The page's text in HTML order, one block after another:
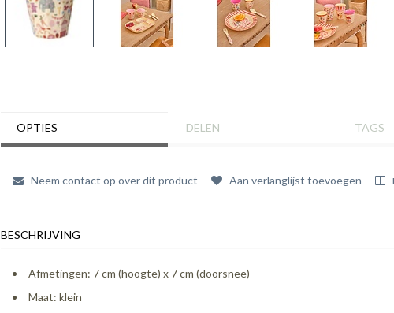
OPTIES DELEN TAGS
Neem contact op over dit product Aan verlanglijst toevoegen
BESCHRIJVING
Afmetingen: 7 cm (hoogte) x 7 cm (doorsnee)
Maat: klein